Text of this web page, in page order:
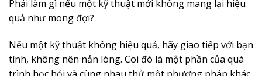
Phải làm gì nếu một kỹ thuật mới không mang lại hiệu
quả như mong đợi?
Nếu một kỹ thuật không hiệu quả, hãy giao tiếp với bạn
tình, không nên nản lòng. Coi đó là một phần của quá